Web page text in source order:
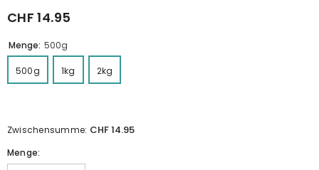
CHF 14.95
Menge: 500g
500g 1kg 2kg
Zwischensumme: CHF 14.95
Menge: